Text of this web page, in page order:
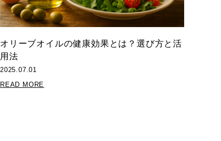
オリーブオイルの健康効果とは？選び方と活
用法
2025.07.01
READ MORE